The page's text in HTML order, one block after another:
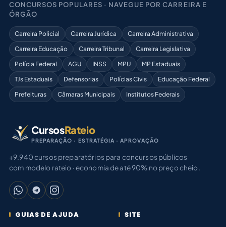
CONCURSOS POPULARES · NAVEGUE POR CARREIRA E
ÓRGÃO
Carreira Policial Carreira Jurídica
Carreira Administrativa
Carreira Educação
Carreira Tribunal
Carreira Legislativa
Polícia Federal
AGU INSS MPU
MP Estaduais
TJs Estaduais
Defensorias Polícias Civis
Educação Federal
Prefeituras
Câmaras Municipais Institutos Federais
CursosRateio
PREPARAÇÃO · ESTRATÉGIA · APROVAÇÃO
+9.940 cursos preparatórios para concursos públicos
com modelo rateio · economia de até 90% no preço cheio.
GUIAS DE AJUDA
SITE